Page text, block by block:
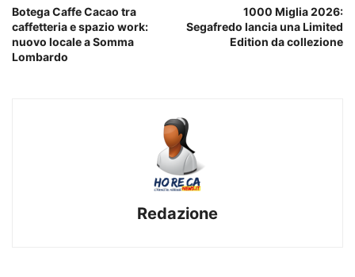
Botega Caffe Cacao tra
caffetteria e spazio work:
nuovo locale a Somma
Lombardo
1000 Miglia 2026:
Segafredo lancia una Limited
Edition da collezione
Redazione